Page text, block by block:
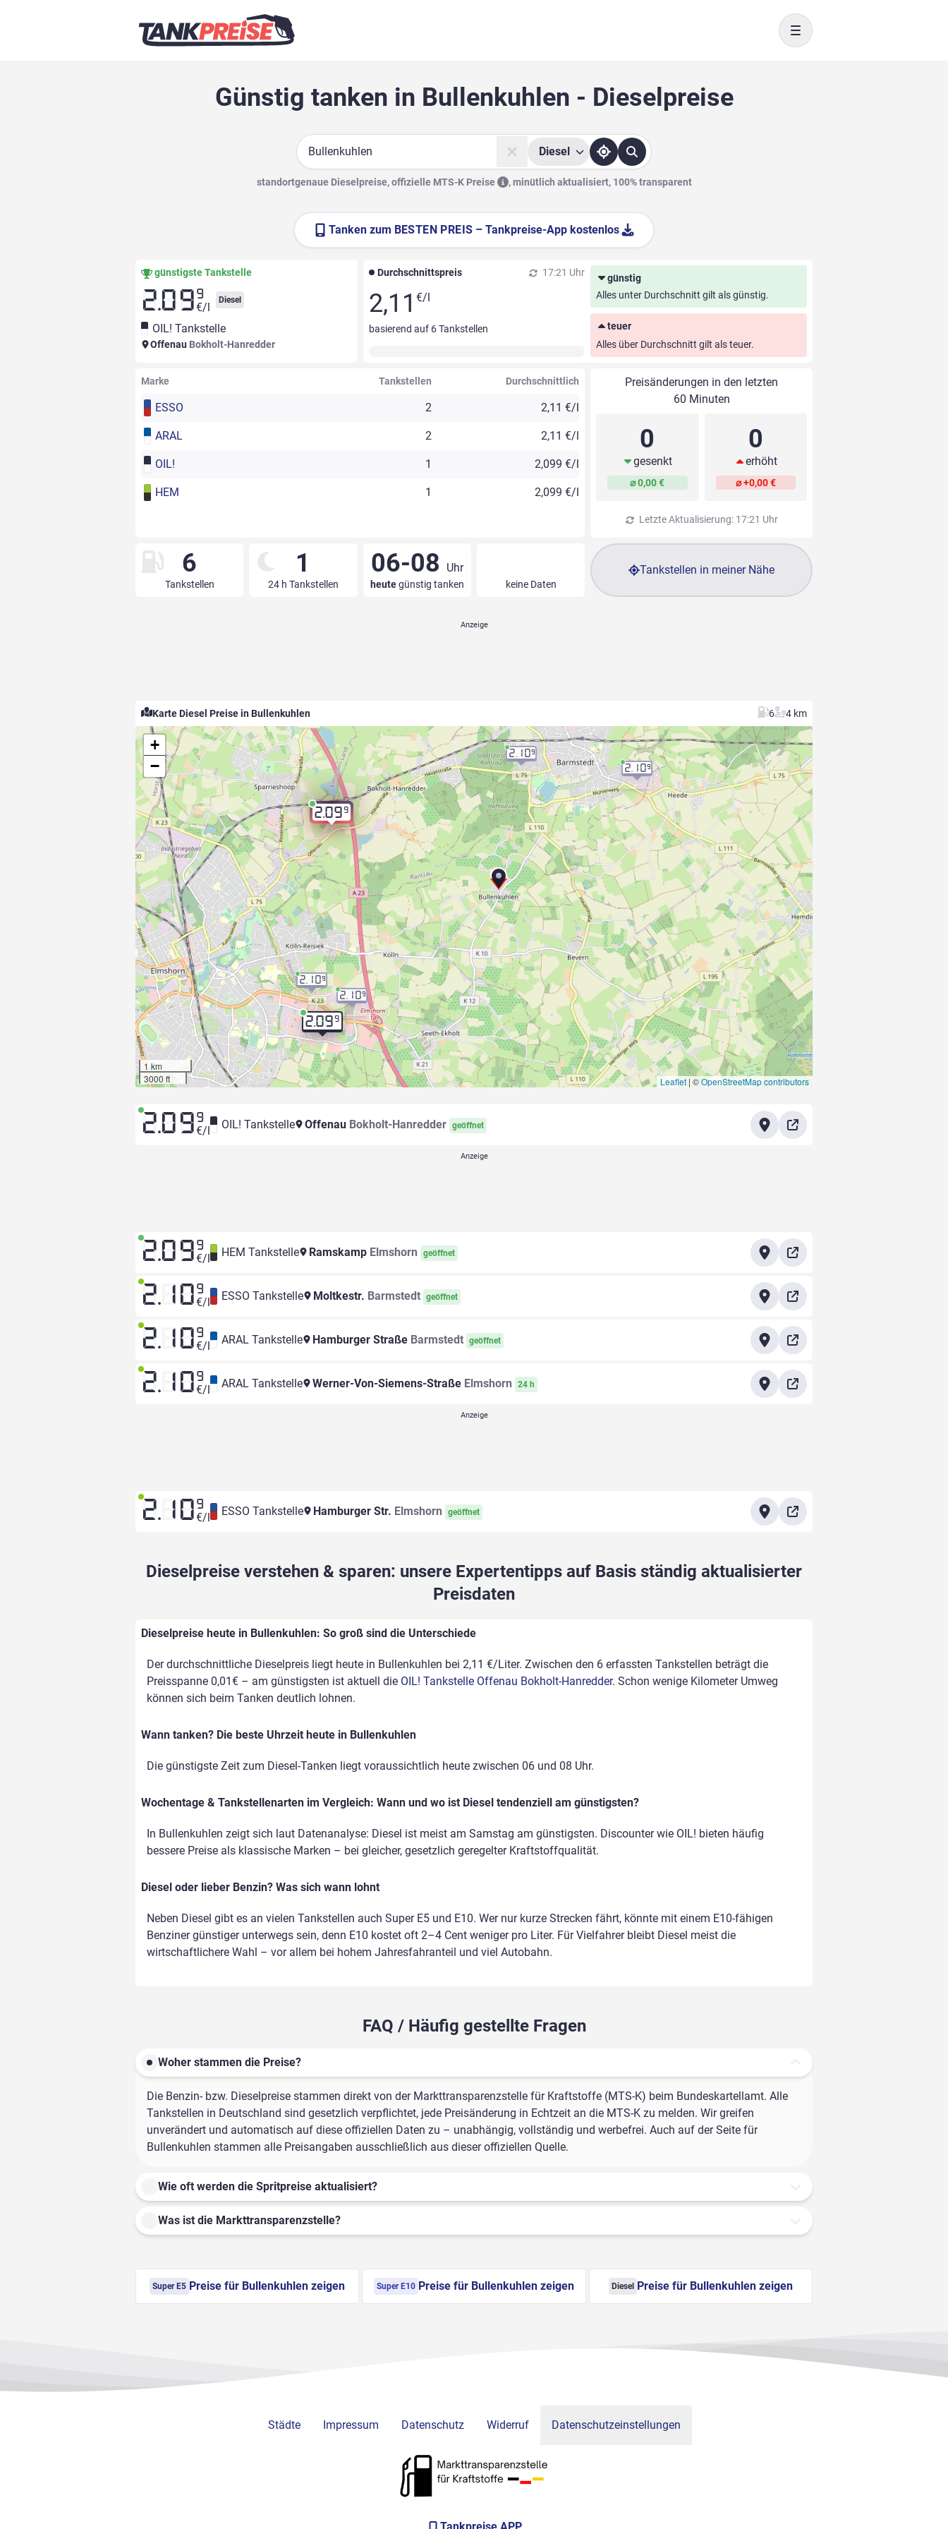
Toggle navigation
Günstig tanken in Bullenkuhlen - Dieselpreise
Suche
Diesel
standortgenaue Dieselpreise, offizielle MTS-K Preise ,minütlich aktualisiert, 100% transparent
Tanken zum BESTEN PREIS – Tankpreise-App kostenlos
günstigste Tankstelle
2.09 9
€/l
Diesel
OIL! Tankstelle
Offenau Bokholt-Hanredder
Durchschnittspreis 17:21 Uhr
2,11 €/l
basierend auf 6Tankstellen
günstig
Alles unter Durchschnitt gilt als günstig.
teuer
Alles über Durchschnitt gilt als teuer.
Marke Tankstellen Durchschnittlich
ESSO 2 2,11 €/l
ARAL 2 2,11 €/l
OIL! 1 2,099 €/l
HEM 1 2,099 €/l
Preisänderungen in den letzten
60 Minuten
0
gesenkt
⌀ 0,00 €
0
erhöht
⌀ +0,00 €
Letzte Aktualisierung: 17:21 Uhr
6
Tankstellen
1
24 h Tankstellen
06-08 Uhr
heutegünstig tanken keine Daten
Tankstellen in meiner Nähe
Karte Diesel Preise in Bullenkuhlen 6 4 km
2.099
2.099
2.109
2.109
2.109
2.109
+
−
1 km
3000 ft
Leaflet | ©OpenStreetMap contributors
2.09 9
€/l OIL! Tankstelle Offenau Bokholt-Hanredder geöffnet
2.09 9
€/l HEM Tankstelle Ramskamp Elmshorn geöffnet
2.10 9
€/l ESSO Tankstelle Moltkestr. Barmstedt geöffnet
2.10 9
€/l ARAL Tankstelle Hamburger Straße Barmstedt geöffnet
2.10 9
€/l ARAL Tankstelle Werner-Von-Siemens-Straße Elmshorn 24 h
2.10 9
€/l ESSO Tankstelle Hamburger Str. Elmshorn geöffnet
Dieselpreise verstehen & sparen: unsere Expertentipps auf Basis ständig aktualisierter
Preisdaten
Dieselpreise heute in Bullenkuhlen: So groß sind die Unterschiede
Der durchschnittliche Dieselpreis liegt heute in Bullenkuhlen bei 2,11 €/Liter. Zwischen den 6 erfassten Tankstellen beträgt die
Preisspanne 0,01€ – am günstigsten ist aktuell die OIL! Tankstelle Offenau Bokholt-Hanredder. Schon wenige Kilometer Umweg
können sich beim Tanken deutlich lohnen.
Wann tanken? Die beste Uhrzeit heute in Bullenkuhlen
Die günstigste Zeit zum Diesel-Tanken liegt voraussichtlich heute zwischen 06 und 08 Uhr.
Wochentage & Tankstellenarten im Vergleich: Wann und wo ist Diesel tendenziell am günstigsten?
In Bullenkuhlen zeigt sich laut Datenanalyse: Diesel ist meist am Samstag am günstigsten. Discounter wie OIL! bieten häufig
bessere Preise als klassische Marken – bei gleicher, gesetzlich geregelter Kraftstoffqualität.
Diesel oder lieber Benzin? Was sich wann lohnt
Neben Diesel gibt es an vielen Tankstellen auch Super E5 und E10. Wer nur kurze Strecken fährt, könnte mit einem E10-fähigen
Benziner günstiger unterwegs sein, denn E10 kostet oft 2–4 Cent weniger pro Liter. Für Vielfahrer bleibt Diesel meist die
wirtschaftlichere Wahl – vor allem bei hohem Jahresfahranteil und viel Autobahn.
FAQ / Häufig gestellte Fragen
Woher stammen die Preise?
Die Benzin- bzw. Dieselpreise stammen direkt von der Markttransparenzstelle für Kraftstoffe (MTS-K) beim Bundeskartellamt. Alle
Tankstellen in Deutschland sind gesetzlich verpflichtet, jede Preisänderung in Echtzeit an die MTS-K zu melden. Wir greifen
unverändert und automatisch auf diese offiziellen Daten zu – unabhängig, vollständig und werbefrei. Auch auf der Seite für
Bullenkuhlen stammen alle Preisangaben ausschließlich aus dieser offiziellen Quelle.
Wie oft werden die Spritpreise aktualisiert?
Was ist die Markttransparenzstelle?
Super E5 Preise für Bullenkuhlen zeigen Super E10 Preise für Bullenkuhlen zeigen Diesel Preise für Bullenkuhlen zeigen
Städte Impressum Datenschutz Widerruf Datenschutzeinstellungen